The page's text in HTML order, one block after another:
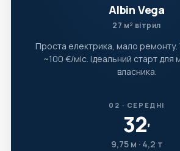
Albin Vega
27 м² вітрил
Проста електрика, мало ремонту.
~100 €/міс. Ідеальний старт для
власника.
02 · СЕРЕДНІ
32′
9,75 м · 4,2 т